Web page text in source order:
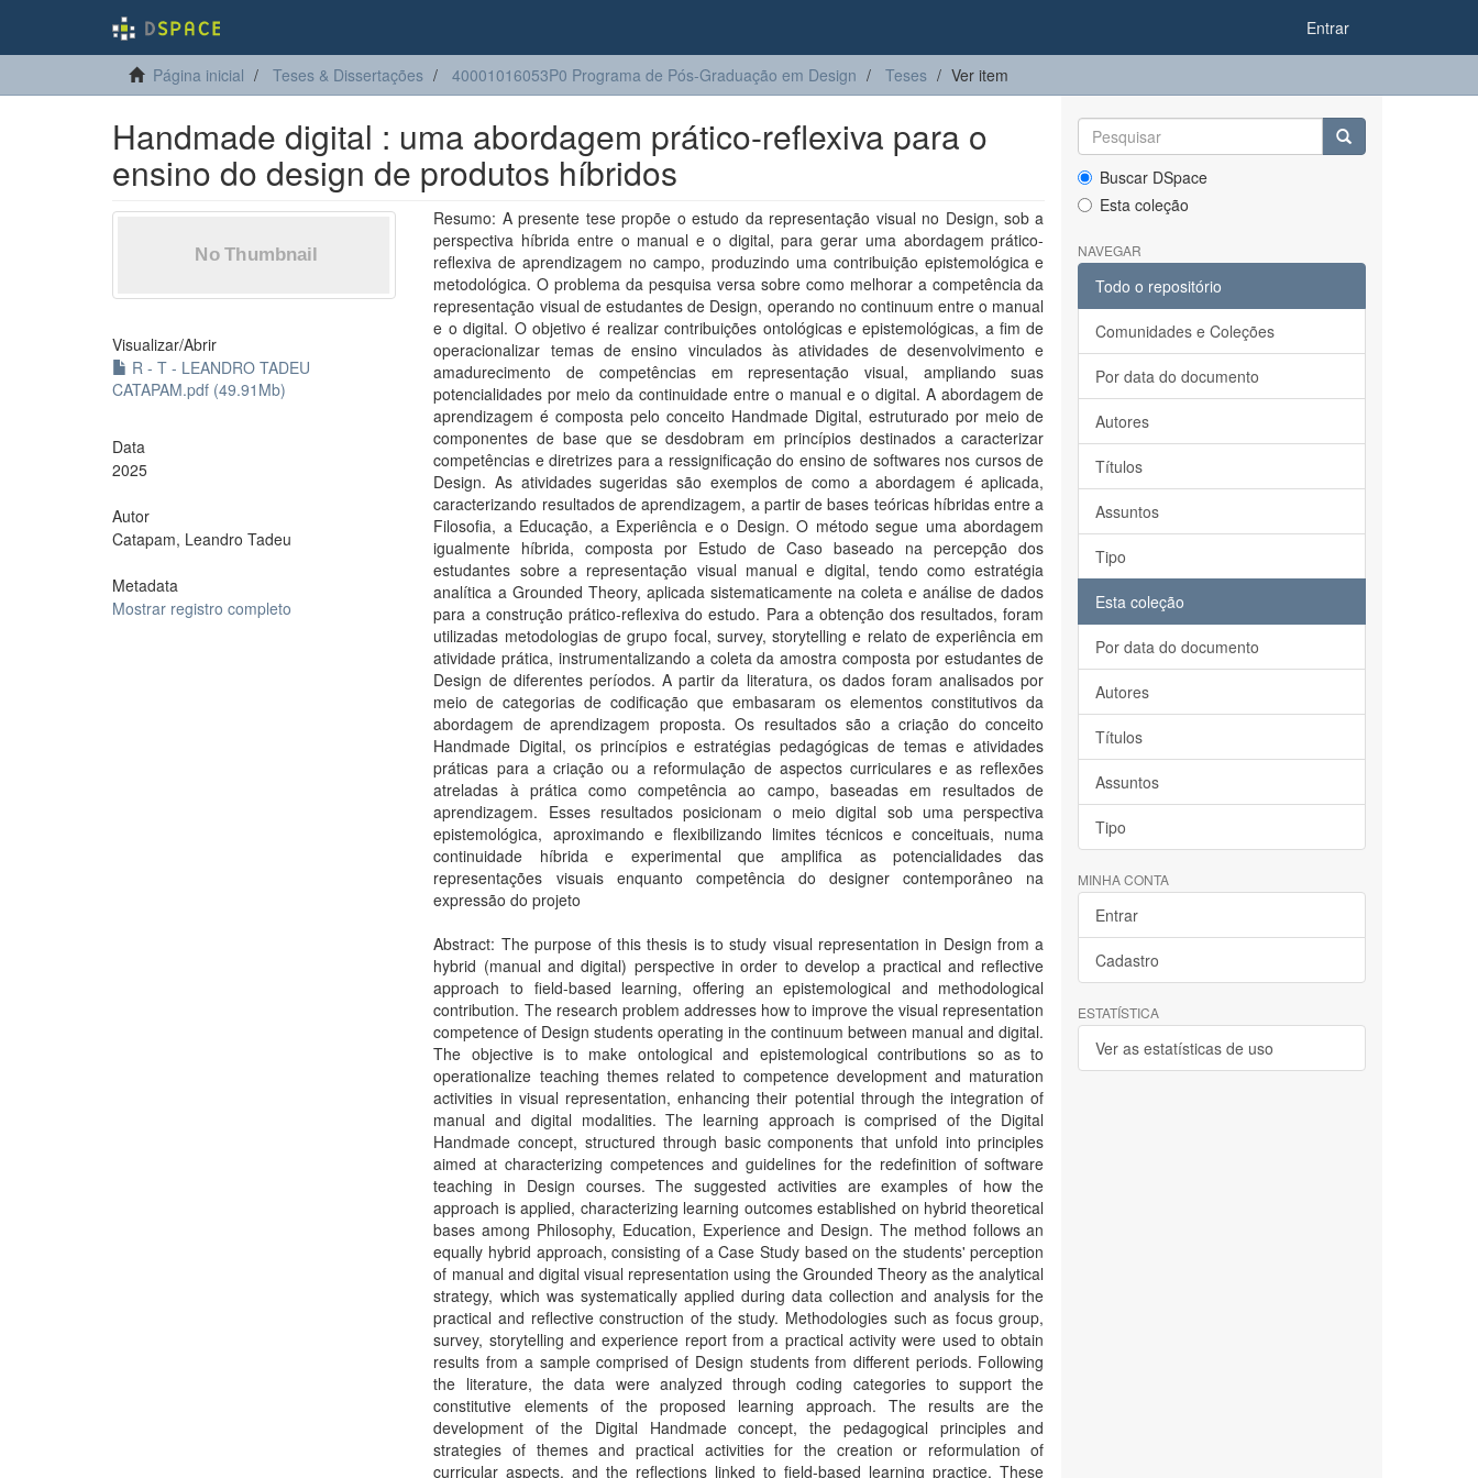
Entrar
Página inicial Teses & Dissertações 40001016053P0 Programa de Pós-Graduação em Design Teses Ver item
Handmade digital : uma abordagem prático-reflexiva para o
ensino do design de produtos híbridos
Visualizar/Abrir
R - T - LEANDRO TADEU
CATAPAM.pdf (49.91Mb)
Data
2025
Autor
Catapam, Leandro Tadeu
Metadata
Mostrar registro completo
Resumo: A presente tese propõe o estudo da representação visual no Design, sob a
perspectiva híbrida entre o manual e o digital, para gerar uma abordagem prático-
reflexiva de aprendizagem no campo, produzindo uma contribuição epistemológica e
metodológica. O problema da pesquisa versa sobre como melhorar a competência da
representação visual de estudantes de Design, operando no continuum entre o manual
e o digital. O objetivo é realizar contribuições ontológicas e epistemológicas, a fim de
operacionalizar temas de ensino vinculados às atividades de desenvolvimento e
amadurecimento de competências em representação visual, ampliando suas
potencialidades por meio da continuidade entre o manual e o digital. A abordagem de
aprendizagem é composta pelo conceito Handmade Digital, estruturado por meio de
componentes de base que se desdobram em princípios destinados a caracterizar
competências e diretrizes para a ressignificação do ensino de softwares nos cursos de
Design. As atividades sugeridas são exemplos de como a abordagem é aplicada,
caracterizando resultados de aprendizagem, a partir de bases teóricas híbridas entre a
Filosofia, a Educação, a Experiência e o Design. O método segue uma abordagem
igualmente híbrida, composta por Estudo de Caso baseado na percepção dos
estudantes sobre a representação visual manual e digital, tendo como estratégia
analítica a Grounded Theory, aplicada sistematicamente na coleta e análise de dados
para a construção prático-reflexiva do estudo. Para a obtenção dos resultados, foram
utilizadas metodologias de grupo focal, survey, storytelling e relato de experiência em
atividade prática, instrumentalizando a coleta da amostra composta por estudantes de
Design de diferentes períodos. A partir da literatura, os dados foram analisados por
meio de categorias de codificação que embasaram os elementos constitutivos da
abordagem de aprendizagem proposta. Os resultados são a criação do conceito
Handmade Digital, os princípios e estratégias pedagógicas de temas e atividades
práticas para a criação ou a reformulação de aspectos curriculares e as reflexões
atreladas à prática como competência ao campo, baseadas em resultados de
aprendizagem. Esses resultados posicionam o meio digital sob uma perspectiva
epistemológica, aproximando e flexibilizando limites técnicos e conceituais, numa
continuidade híbrida e experimental que amplifica as potencialidades das
representações visuais enquanto competência do designer contemporâneo na
expressão do projeto
Abstract: The purpose of this thesis is to study visual representation in Design from a
hybrid (manual and digital) perspective in order to develop a practical and reflective
approach to field-based learning, offering an epistemological and methodological
contribution. The research problem addresses how to improve the visual representation
competence of Design students operating in the continuum between manual and digital.
The objective is to make ontological and epistemological contributions so as to
operationalize teaching themes related to competence development and maturation
activities in visual representation, enhancing their potential through the integration of
manual and digital modalities. The learning approach is comprised of the Digital
Handmade concept, structured through basic components that unfold into principles
aimed at characterizing competences and guidelines for the redefinition of software
teaching in Design courses. The suggested activities are examples of how the
approach is applied, characterizing learning outcomes established on hybrid theoretical
bases among Philosophy, Education, Experience and Design. The method follows an
equally hybrid approach, consisting of a Case Study based on the students' perception
of manual and digital visual representation using the Grounded Theory as the analytical
strategy, which was systematically applied during data collection and analysis for the
practical and reflective construction of the study. Methodologies such as focus group,
survey, storytelling and experience report from a practical activity were used to obtain
results from a sample comprised of Design students from different periods. Following
the literature, the data were analyzed through coding categories to support the
constitutive elements of the proposed learning approach. The results are the
development of the Digital Handmade concept, the pedagogical principles and
strategies of themes and practical activities for the creation or reformulation of
curricular aspects, and the reflections linked to field-based learning practice. These
Buscar DSpace
Esta coleção
NAVEGAR
Todo o repositório
Comunidades e Coleções
Por data do documento
Autores
Títulos
Assuntos
Tipo
Esta coleção
Por data do documento
Autores
Títulos
Assuntos
Tipo
MINHA CONTA
Entrar
Cadastro
ESTATÍSTICA
Ver as estatísticas de uso